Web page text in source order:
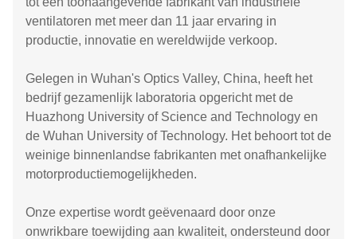
ventilatoren met meer dan 11 jaar ervaring in
productie, innovatie en wereldwijde verkoop.
Gelegen in Wuhan's Optics Valley, China, heeft het
bedrijf gezamenlijk laboratoria opgericht met de
Huazhong University of Science and Technology en
de Wuhan University of Technology. Het behoort tot de
weinige binnenlandse fabrikanten met onafhankelijke
motorproductiemogelijkheden.
Onze expertise wordt geëvenaard door onze
onwrikbare toewijding aan kwaliteit, ondersteund door